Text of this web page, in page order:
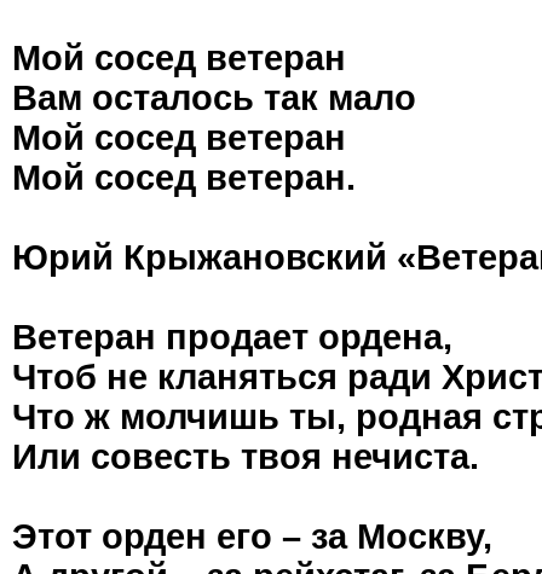
Мой сосед ветеран
Вам осталось так мало
Мой сосед ветеран
Мой сосед ветеран.
Юрий Крыжановский
Ветеран продает ордена,
Чтоб не кланяться ради
Что ж молчишь ты, родная
Или совесть твоя нечиста.
Этот орден его – за Москву,